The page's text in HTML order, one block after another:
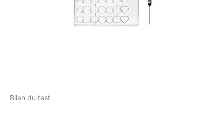
Bilan du test